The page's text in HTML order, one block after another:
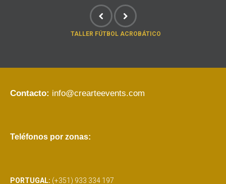
TALLER FÚTBOL ACROBÁTICO
Contacto: info@crearteevents.com
Teléfonos por zonas:
PORTUGAL: (+351) 933 334 197